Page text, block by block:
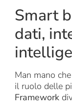
Smart
dati,
Man mano
il ruolo delle
Framework